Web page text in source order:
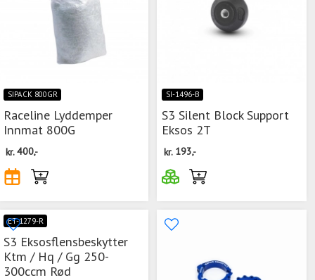
SIPACK 800GR
Raceline Lyddemper
Innmat 800G
kr.400,-
SI-1496-B
S3 Silent Block Support
Eksos 2T
kr. 193,-
ET-1279-R
S3 Eksosflensbeskytter
Ktm / Hq / Gg 250-
300ccm Rød